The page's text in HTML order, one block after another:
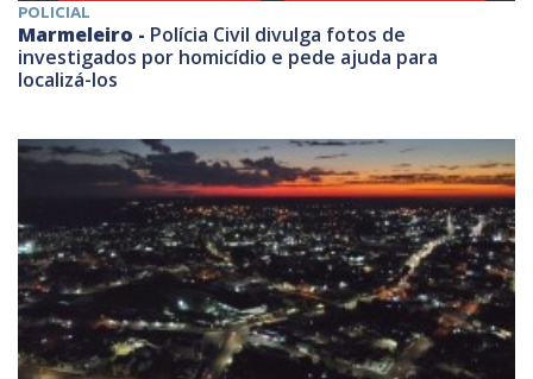
POLICIAL
Marmeleiro - Polícia Civil divulga fotos de
investigados por homicídio e pede ajuda para
localizá-los